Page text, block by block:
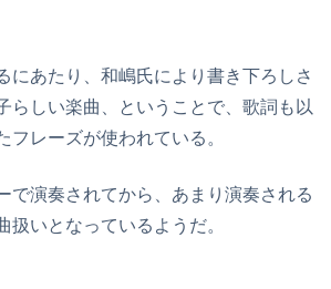
にあたり、和嶋氏により書き下ろしさ
らしい楽曲、ということで、歌詞も以
フレーズが使われている。
で演奏されてから、あまり演奏される
扱いとなっているようだ。